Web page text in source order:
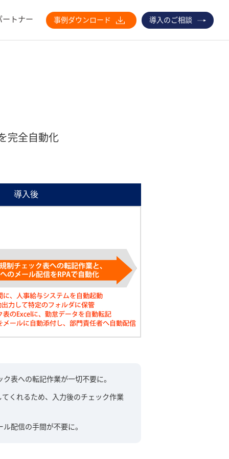
ートナー 事例ダウンロード 導入のご相談
完全自動化
導入後
表への転記作業が一切不要に。
てくれるため、入力後のチェック作業
配信の手間が不要に。